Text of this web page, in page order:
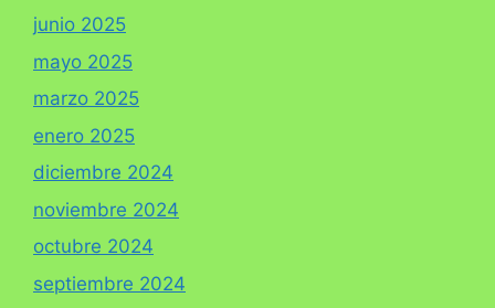
junio 2025
mayo 2025
marzo 2025
enero 2025
diciembre 2024
noviembre 2024
octubre 2024
septiembre 2024